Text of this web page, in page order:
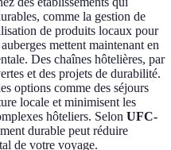
comme la gestion de
de produits locaux pour
mettent maintenant en
Des chaînes hôtelières, par
et des projets de durabilité.
options comme des séjours
locale et minimisent les
hôteliers. Selon UFC-
durable peut réduire
de votre voyage.